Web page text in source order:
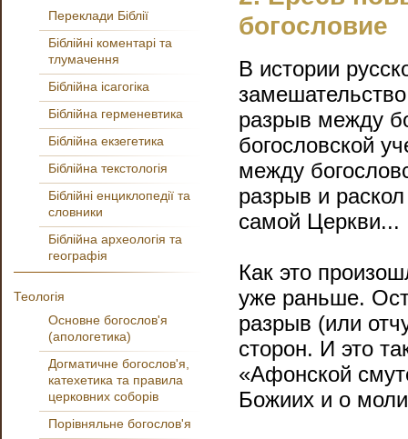
богословие
В истории
разрыв между
богословской
между
разрыв и
самой Церкви...
Как это
уже раньше.
разрыв (или
сторон. И это
«Афонской
Божиих и о
Переклади Біблії
Біблійні коментарі та
тлумачення
Біблійна ісагогіка
Біблійна герменевтика
Біблійна екзегетика
Біблійна текстологія
Біблійні енциклопедії та
словники
Біблійна археологія та
географія
Теологія
Основне богослов'я
(апологетика)
Догматичне богослов'я,
катехетика та правила
церковних соборів
Порівняльне богослов'я